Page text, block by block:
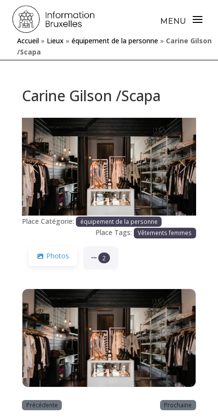
Accueil » Lieux » équipement de la personne » Carine Gilson
/Scapa
Carine Gilson /Scapa
Précédente Prochaine
Place Catégorie: équipement de la personne
Place Tags: Vêtements femmes
Photos 2
Précédente Prochaine